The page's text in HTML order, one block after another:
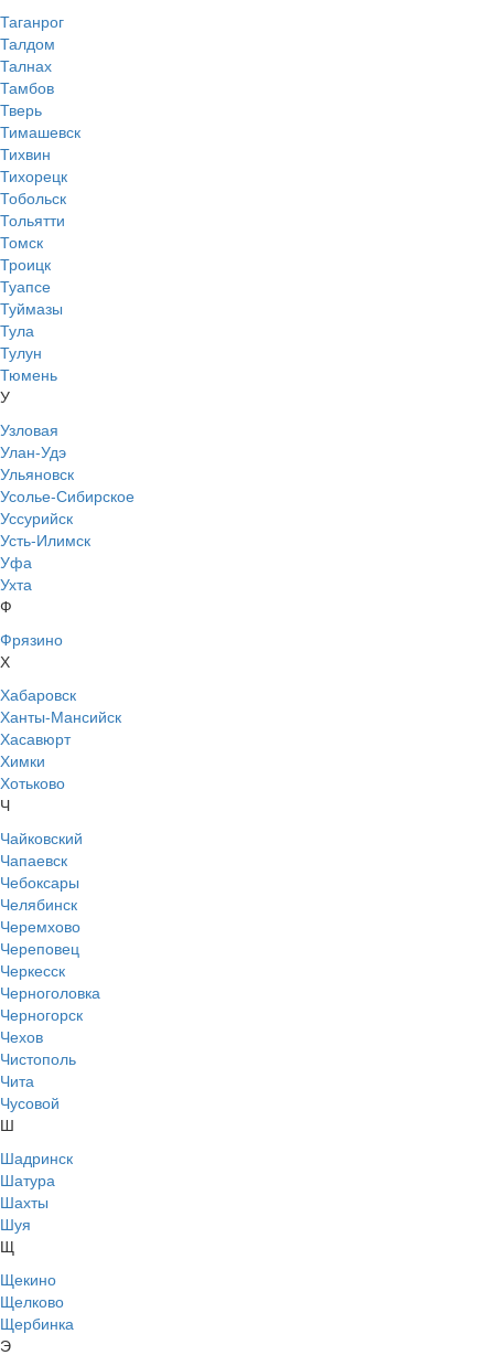
Таганрог
Талдом
Талнах
Тамбов
Тверь
Тимашевск
Тихвин
Тихорецк
Тобольск
Тольятти
Томск
Троицк
Туапсе
Туймазы
Тула
Тулун
Тюмень
У
Узловая
Улан-Удэ
Ульяновск
Усолье-Сибирское
Уссурийск
Усть-Илимск
Уфа
Ухта
Ф
Фрязино
Х
Хабаровск
Ханты-Мансийск
Хасавюрт
Химки
Хотьково
Ч
Чайковский
Чапаевск
Чебоксары
Челябинск
Черемхово
Череповец
Черкесск
Черноголовка
Черногорск
Чехов
Чистополь
Чита
Чусовой
Ш
Шадринск
Шатура
Шахты
Шуя
Щ
Щекино
Щелково
Щербинка
Э